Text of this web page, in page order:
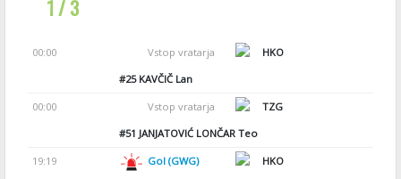
1 / 3
00:00 Vstop vratarja
HKO
#25KAVČIČ Lan
00:00 Vstop vratarja
TZG
#51 JANJATOVIĆ LONČAR Teo
19:19 Gol (GWG)
HKO